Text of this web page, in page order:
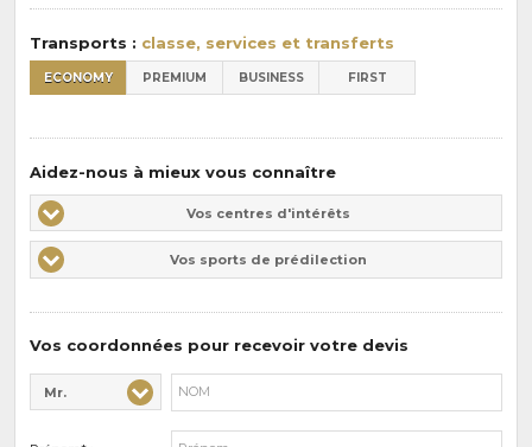
:
Transports : classe, services et transferts
ECONOMY PREMIUM BUSINESS FIRST
Aidez-nous à mieux vous connaître
Vos
centres
d'intérêts
Vos centres d'intérêts
Vos
sports
Vos sports de prédilection
Vos coordonnées pour recevoir votre devis
Civilité* :
Mr.
Nom* :